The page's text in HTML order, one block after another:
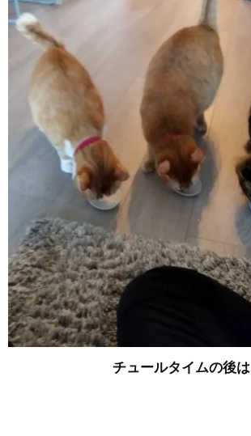
チュールタイムの後は